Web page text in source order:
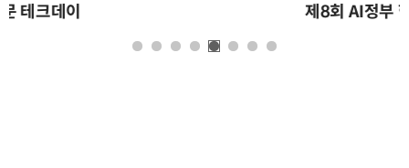
제8회 AI정부 혁신 콘퍼런스